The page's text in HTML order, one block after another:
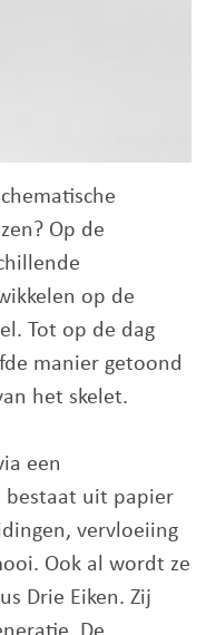
Op de
op de
Tot op de dag
manier getoond
het skelet.
een
bestaat uit papier
vervloeiing
Ook al wordt ze
Drie Eiken. Zij